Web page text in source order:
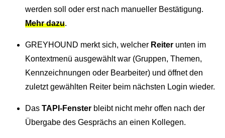
Entwicklungsressourcen
Lizenzinformationen
Status
werden soll oder erst nach manueller Bestätigung.
Mehr dazu.
GREYHOUND merkt sich, welcher Reiter unten im
Kontextmenü ausgewählt war (Gruppen, Themen,
Kennzeichnungen oder Bearbeiter) und öffnet den
zuletzt gewählten Reiter beim nächsten Login wieder.
Das TAPI-Fenster bleibt nicht mehr offen nach der
Übergabe des Gesprächs an einen Kollegen.